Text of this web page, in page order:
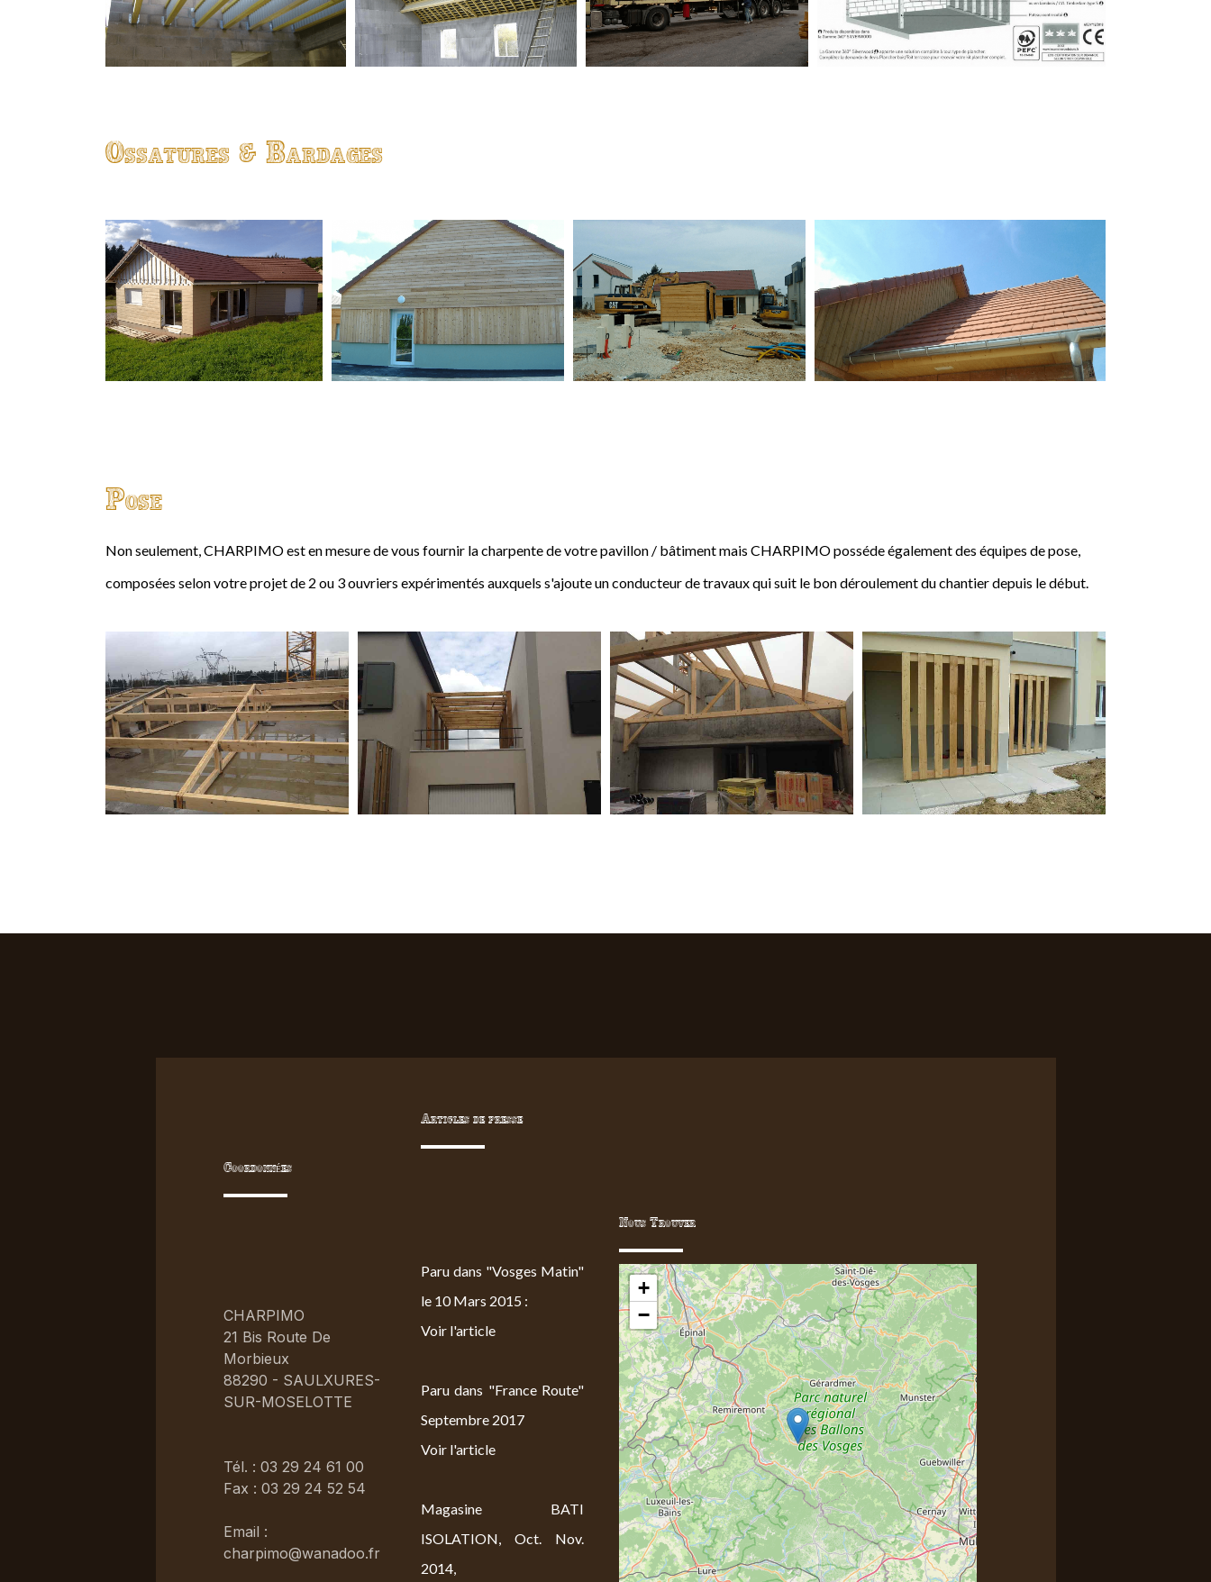
Ossatures & Bardages
Pose
Non seulement, CHARPIMO est en mesure de vous fournir la charpente de votre pavillon / bâtiment mais CHARPIMO posséde également des équipes de pose,
composées selon votre projet de 2 ou 3 ouvriers expérimentés auxquels s'ajoute un conducteur de travaux qui suit le bon déroulement du chantier depuis le début.
Coordonnées
CHARPIMO
21 Bis Route De
Morbieux
88290 - SAULXURES-
SUR-MOSELOTTE
Tél. : 03 29 24 61 00
Fax : 03 29 24 52 54
Email :
charpimo@wanadoo.fr
Articles de presse
Paru dans "Vosges Matin"
le 10 Mars 2015 :
Voir l'article
Paru dans "France Route"
Septembre 2017
Voir l'article
Magasine BATI
ISOLATION, Oct. Nov.
2014,
Nous Trouver
+
−